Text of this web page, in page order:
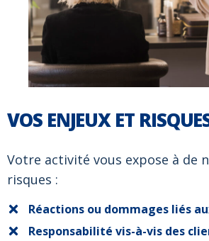
VOS ENJEUX ET
Votre activité vous expose à de
risques :
Réactions ou dommages liés
Responsabilité vis-à-vis des